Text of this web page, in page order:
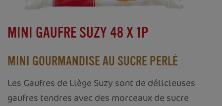
MINI GAUFRE SUZY 48 X 1P
MINI GOURMANDISE AU SUCRE PERLÉ
Les Gaufres de Liège Suzy sont de délicieuses
gaufres tendres avec des morceaux de sucre